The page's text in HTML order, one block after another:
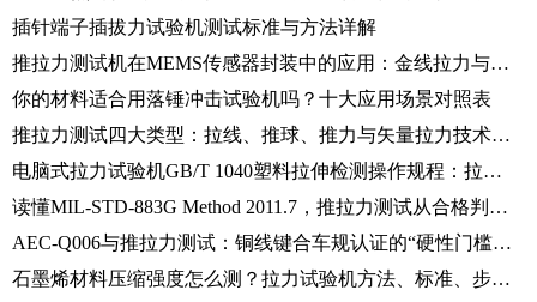
插针端子插拔力试验机测试标准与方法详解
推拉力测试机在MEMS传感器封装中的应用：金线拉力与芯片推力测试技术解析
你的材料适合用落锤冲击试验机吗？十大应用场景对照表
推拉力测试四大类型：拉线、推球、推力与矢量拉力技术详解
电脑式拉力试验机GB/T 1040塑料拉伸检测操作规程：拉伸强度、断裂伸长率、弹性模量一次测准
读懂MIL-STD-883G Method 2011.7，推拉力测试从合格判定到失效归类的完整技术手册
AEC-Q006与推拉力测试：铜线键合车规认证的“硬性门槛”全解析
石墨烯材料压缩强度怎么测？拉力试验机方法、标准、步骤详解